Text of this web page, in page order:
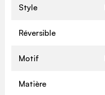
Style
Réversible
Motif
Matière